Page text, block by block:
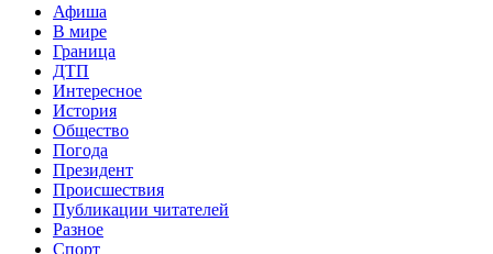
Афиша
В мире
Граница
ДТП
Интересное
История
Общество
Погода
Президент
Происшествия
Публикации читателей
Разное
Спорт